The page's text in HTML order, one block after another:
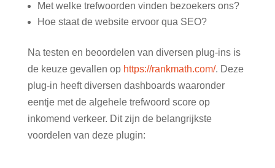
Met welke trefwoorden vinden bezoekers ons?
Hoe staat de website ervoor qua SEO?
Na testen en beoordelen van diversen plug-ins is
de keuze gevallen op https://rankmath.com/. Deze
plug-in heeft diversen dashboards waaronder
eentje met de algehele trefwoord score op
inkomend verkeer. Dit zijn de belangrijkste
voordelen van deze plugin: